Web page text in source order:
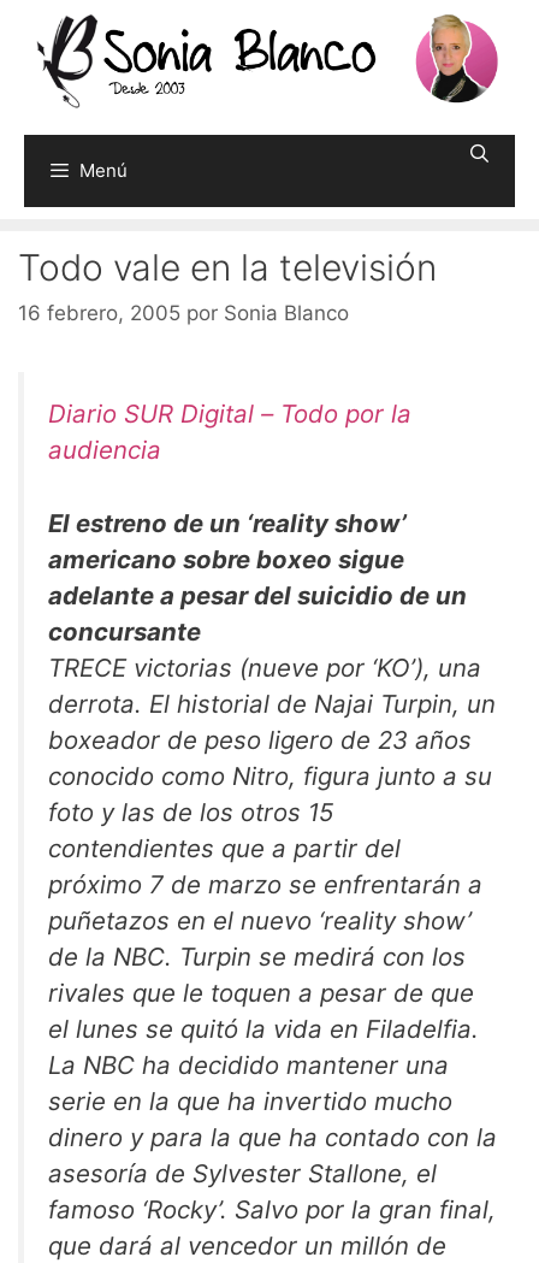
contenido
Menú
Todo vale en la televisión
16 febrero, 2005 por Sonia Blanco
Diario SUR Digital – Todo por la
audiencia
El estreno de un ‘reality show’
americano sobre boxeo sigue
adelante a pesar del suicidio de un
concursante
TRECE victorias (nueve por ‘KO’), una
derrota. El historial de Najai Turpin, un
boxeador de peso ligero de 23 años
conocido como Nitro, figura junto a su
foto y las de los otros 15
contendientes que a partir del
próximo 7 de marzo se enfrentarán a
puñetazos en el nuevo ‘reality show’
de la NBC. Turpin se medirá con los
rivales que le toquen a pesar de que
el lunes se quitó la vida en Filadelfia.
La NBC ha decidido mantener una
serie en la que ha invertido mucho
dinero y para la que ha contado con la
asesoría de Sylvester Stallone, el
famoso ‘Rocky’. Salvo por la gran final,
que dará al vencedor un millón de